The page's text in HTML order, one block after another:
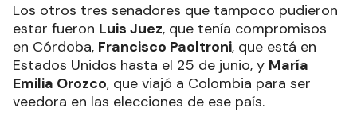
Los otros tres senadores que tampoco pudieron
estar fueron Luis Juez, que tenía compromisos
en Córdoba, Francisco Paoltroni, que está en
Estados Unidos hasta el 25 de junio, y María
Emilia Orozco, que viajó a Colombia para ser
veedora en las elecciones de ese país.